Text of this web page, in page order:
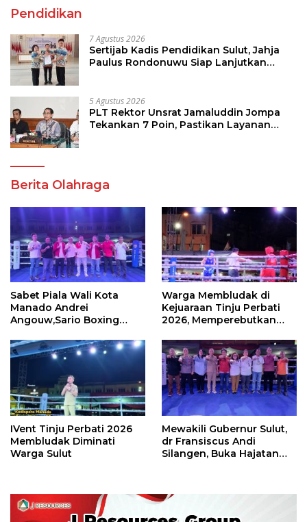
Pendidikan
7 Agustus 2026
Sertijab Kadis Pendidikan Sulut, Jahja
Paulus Rondonuwu Siap Lanjutkan
5 Agustus 2026
PLT Rektor Unsrat Jamaluddin Jompa
Tekankan 7 Poin, Pastikan Layanan
Berita Olahraga
Sabet Piala Wali Kota
Manado Andrei
Angouw,Sario Boxing
Perbati 2026
Warga Membludak di
Kejuaraan Tinju Perbati
2026, Memperebutkan
IVent Tinju Perbati 2026
Membludak Diminati
Warga Sulut
Mewakili Gubernur Sulut,
dr Fransiscus Andi
Silangen, Buka Hajatan